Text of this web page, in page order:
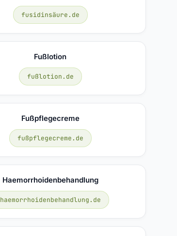
fusidinsäure.de
Fußlotion
fußlotion.de
Fußpflegecreme
fußpflegecreme.de
Haemorrhoidenbehandlung
haemorrhoidenbehandlung.de